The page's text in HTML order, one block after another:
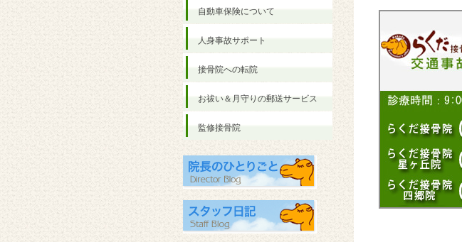
自動車保険について
人身事故サポート
接骨院への転院
お祓い＆月守りの郵送サービス
監修接骨院